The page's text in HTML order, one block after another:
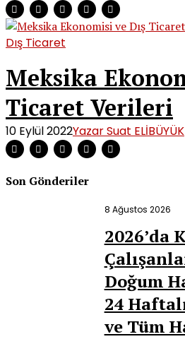
Dış Ticaret
Meksika
Ticaret Verileri
10 Eylül 2022Yazar Suat ELİBÜYÜK
Son Gönderiler
8 Ağustos 2026
2026’da
Doğum
24
ve Tüm